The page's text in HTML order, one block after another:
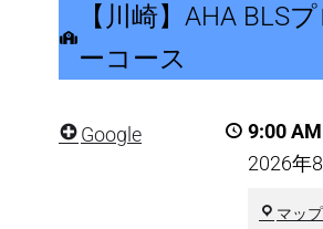
AHA
BLS
【川崎】AHA BLS
ーコース
9:00 AM
2026年
マップ
Google